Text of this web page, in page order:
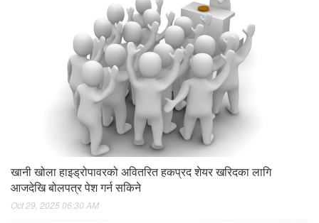
खानी खोला हाइड्रोपावरको अवितरित हकप्रद शेयर खरिदका लागि
आजदेखि बोलपत्र पेश गर्न सकिने
Oct 29, 2025 06:30 AM